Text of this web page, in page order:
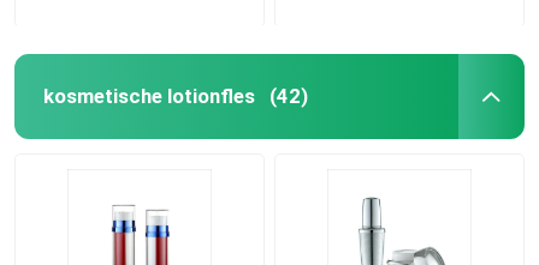
De Pomp van de schuimautomaat
kosmetische lotionfles (42)